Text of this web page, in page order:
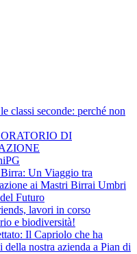
classi seconde: perché non
DI
Un Viaggio tra
ai Mastri Birrai Umbri
Futuro
lavori in corso
e biodiversità!
Il Capriolo che ha
della nostra azienda a Pian di